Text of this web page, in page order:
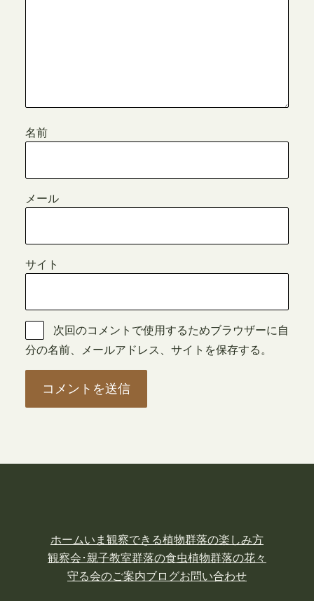
名前
メール
サイト
次回のコメントで使用するためブラウザーに自
分の名前、メールアドレス、サイトを保存する。
ホームいま観察できる植物群落の楽しみ方
観察会･親子教室群落の食虫植物群落の花々
守る会のご案内ブログお問い合わせ